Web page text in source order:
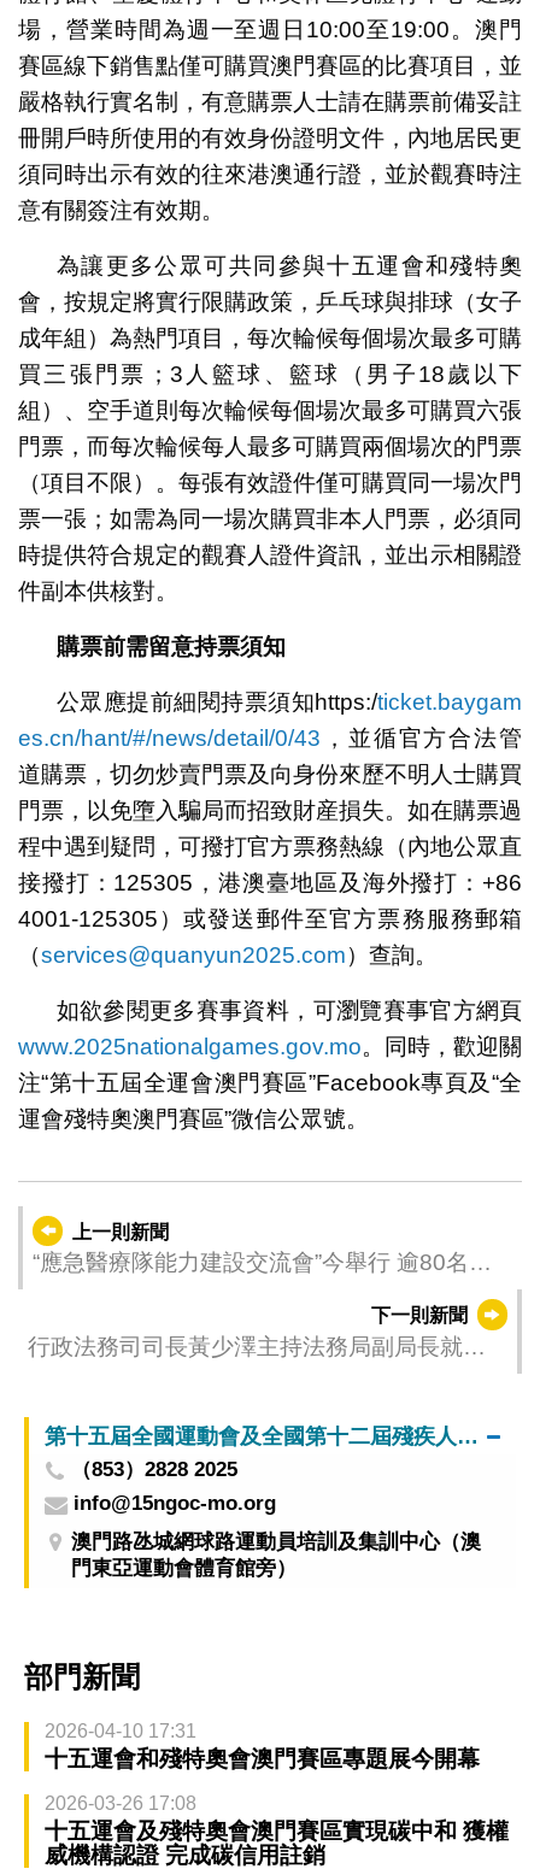
場，營業時間為週一至週日10:00至19:00。澳門
賽區線下銷售點僅可購買澳門賽區的比賽項目，並
嚴格執行實名制，有意購票人士請在購票前備妥註
冊開戶時所使用的有效身份證明文件，內地居民更
須同時出示有效的往來港澳通行證，並於觀賽時注
意有關簽注有效期。
為讓更多公眾可共同參與十五運會和殘特奧
會，按規定將實行限購政策，乒乓球與排球（女子
成年組）為熱門項目，每次輪候每個場次最多可購
買三張門票；3人籃球、籃球（男子18歲以下
組）、空手道則每次輪候每個場次最多可購買六張
門票，而每次輪候每人最多可購買兩個場次的門票
（項目不限）。每張有效證件僅可購買同一場次門
票一張；如需為同一場次購買非本人門票，必須同
時提供符合規定的觀賽人證件資訊，並出示相關證
件副本供核對。
購票前需留意持票須知
公眾應提前細閱持票須知https:/‪ticket.baygam
es.cn/hant/#/news/detail/0/43 ，並循官方合法管
道購票，切勿炒賣門票及向身份來歷不明人士購買
門票，以免墮入騙局而招致財産損失。如在購票過
程中遇到疑問，可撥打官方票務熱線（內地公眾直
接撥打：125305，港澳臺地區及海外撥打：‪+86
4001-125305）或發送郵件至官方票務服務郵箱
（services@quanyun2025.com）查詢。
如欲參閱更多賽事資料，可瀏覽賽事官方網頁
www.2025nationalgames.gov.mo。同時，歡迎關
注“第十五屆全運會澳門賽區”Facebook專頁及“全
運會殘特奧澳門賽區”微信公眾號。
上一則新聞
“應急醫療隊能力建設交流會”今舉行 逾80名政
府部門、葡語系國家等代表 共商強化衛生應急
能力建設
下一則新聞
行政法務司司長黃少澤主持法務局副局長就職
第十五屆全國運動會及全國第十二屆殘疾人運動會暨第九屆特殊奧林匹克運動會澳門賽區籌備辦公室
（853）2828 2025
info@15ngoc-mo.org
澳門路氹城網球路運動員培訓及集訓中心（澳
門東亞運動會體育館旁）
部門新聞
2026-04-10 17:31
十五運會和殘特奧會澳門賽區專題展今開幕
2026-03-26 17:08
十五運會及殘特奧會澳門賽區實現碳中和 獲權
威機構認證 完成碳信用註銷